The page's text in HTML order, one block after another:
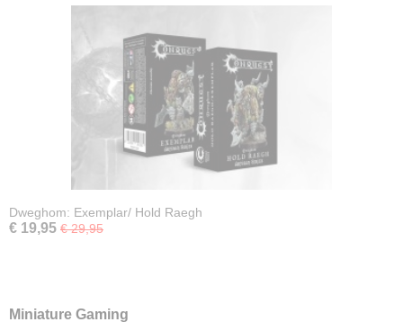
Dweghom: Exemplar/ Hold Raegh
€ 19,95 € 29,95
Miniature Gaming